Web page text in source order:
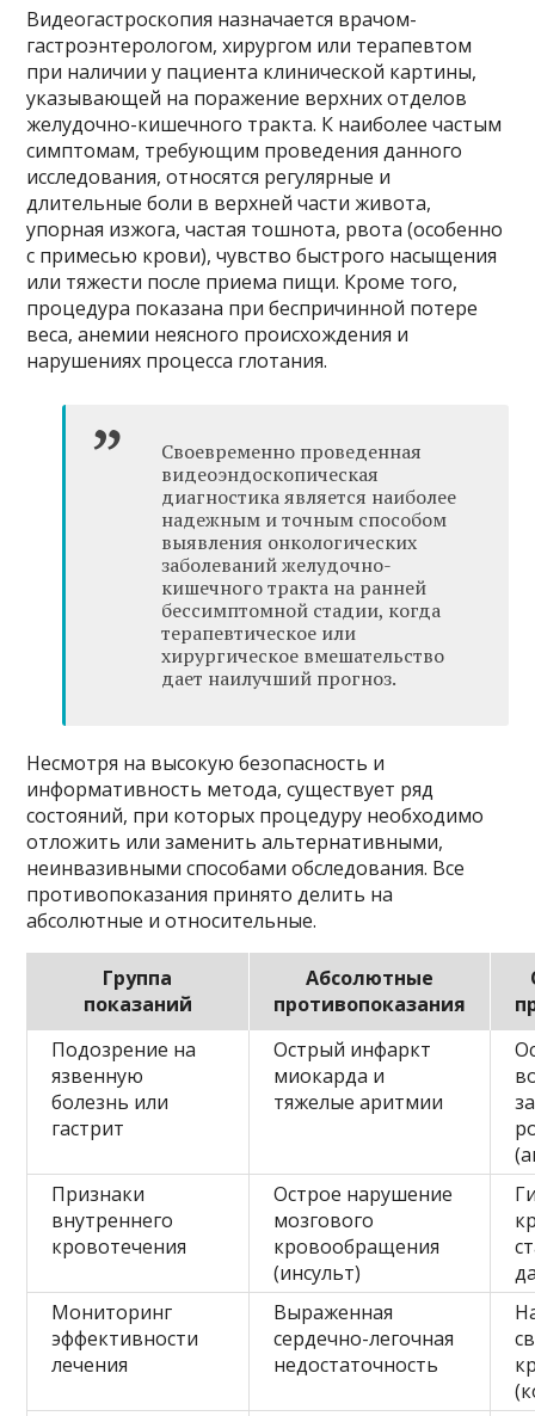
Видеогастроскопия назначается врачом-
гастроэнтерологом, хирургом или терапевтом
при наличии у пациента клинической картины,
указывающей на поражение верхних отделов
желудочно-кишечного тракта. К наиболее частым
симптомам, требующим проведения данного
исследования, относятся регулярные и
длительные боли в верхней части живота,
упорная изжога, частая тошнота, рвота (особенно
с примесью крови), чувство быстрого насыщения
или тяжести после приема пищи. Кроме того,
процедура показана при беспричинной потере
веса, анемии неясного происхождения и
нарушениях процесса глотания.
Своевременно проведенная
видеоэндоскопическая
диагностика является наиболее
надежным и точным способом
выявления онкологических
заболеваний желудочно-
кишечного тракта на ранней
бессимптомной стадии, когда
терапевтическое или
хирургическое вмешательство
дает наилучший прогноз.
Несмотря на высокую безопасность и
информативность метода, существует ряд
состояний, при которых процедуру необходимо
отложить или заменить альтернативными,
неинвазивными способами обследования. Все
противопоказания принято делить на
абсолютные и относительные.
Группа
показаний
Абсолютные
противопоказания
Подозрение на
язвенную
болезнь или
гастрит
Острый инфаркт
миокарда и
тяжелые аритмии
Признаки
внутреннего
кровотечения
Острое нарушение
мозгового
кровообращения
(инсульт)
Мониторинг
эффективности
лечения
Выраженная
сердечно-легочная
недостаточность